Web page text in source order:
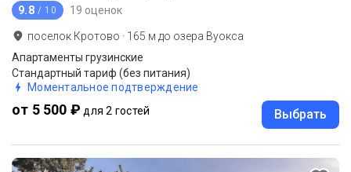
9.8 / 10 19 оценок
поселок Кротово · 165 м до озера Вуокса
Апартаменты грузинские
Стандартный тариф (без питания)
Моментальное подтверждение
от 5 500 ₽ для 2 гостей Выбрать